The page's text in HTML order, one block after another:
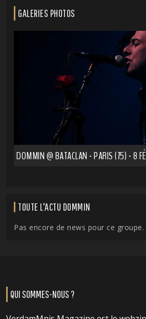
GALERIES PHOTOS
DOMMIN @ BATACLAN - PARIS (75) - 8
TOUTE L'ACTU DOMMIN
Pas encore de news pour ce groupe.
QUI SOMMES-NOUS ?